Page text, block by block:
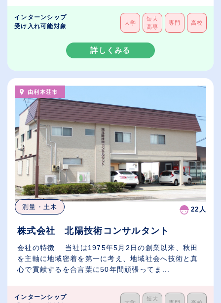
インターンシップ
受け入れ可能対象
大学
短大
高専
専門 高校
詳しくみる
由利本荘市
測量・土木 22人
株式会社 北陽技術コンサルタント
会社の特徴 当社は1975年5月2日の創業以来、秋田
を主軸に地域密着を第一に考え、地域社会へ技術と真
心で貢献するを合言葉に50年間頑張ってま...
インターンシップ
短大